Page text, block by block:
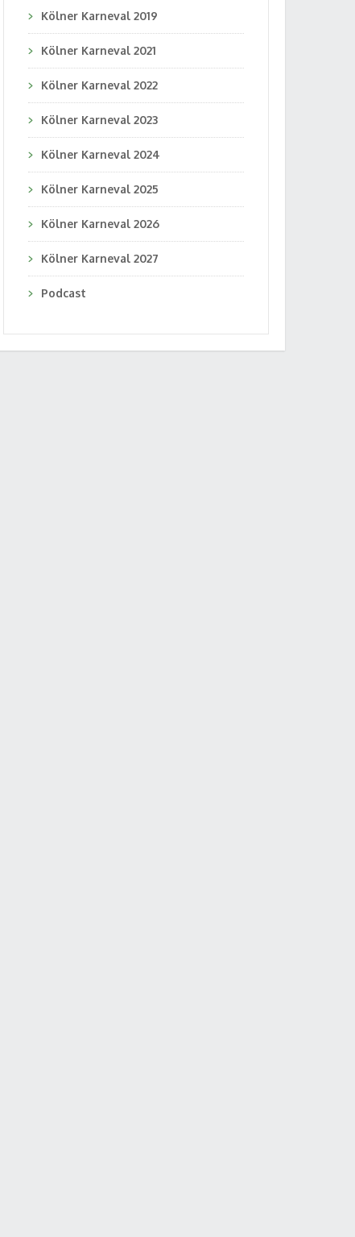
Kölner Karneval 2019
Kölner Karneval 2021
Kölner Karneval 2022
Kölner Karneval 2023
Kölner Karneval 2024
Kölner Karneval 2025
Kölner Karneval 2026
Kölner Karneval 2027
Podcast